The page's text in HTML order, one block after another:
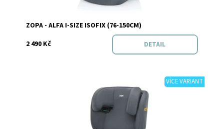
Značka: Zopa
ZOPA - ALFA I-SIZE ISOFIX (76-150CM)
2 490 Kč
DETAIL
VÍCE VARIANT
Skladem